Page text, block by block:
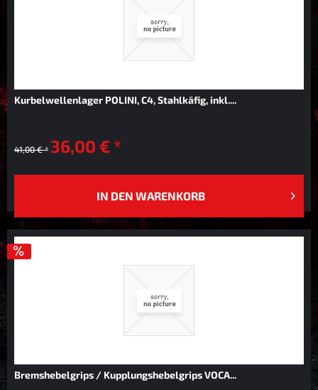
Kurbelwellenlager POLINI, C4, Stahlkäfig, inkl....
41,00 € * 36,00 € *
IN DEN WARENKORB
Bremshebelgrips / Kupplungshebelgrips VOCA...